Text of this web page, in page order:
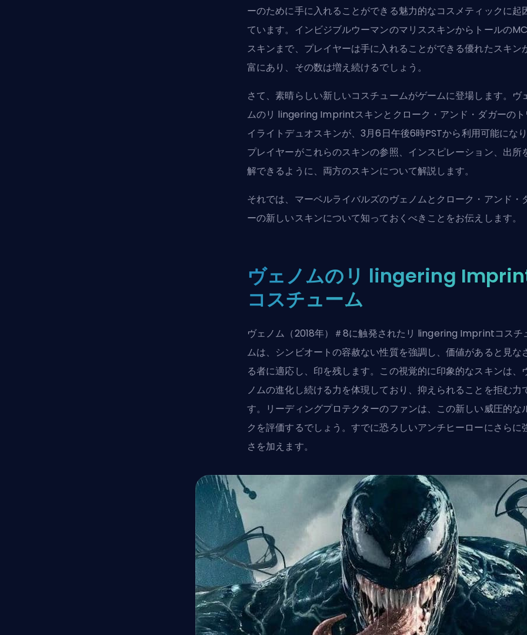
ーのために手に入れることができる魅力的なコスメティックに起
ています。インビジブルウーマンのマリススキンから トールの
スキンまで、プレイヤーは手に入れることができる優れたスキン
富にあり、その数は増え続けるでしょう。
さて、素晴らしい新しいコスチュームがゲームに登場します。ヴ
ムのリ lingering Imprintスキンとクローク・アンド・ダガーのト
イライトデュオスキンが、3月6日午後6時PSTから利用可能になり
プレイヤーがこれらのスキンの参照、インスピレーション、出所
解できるように、両方のスキンについて解説します。
それでは、マーベルライバルズのヴェノムとクローク・アンド・
ーの新しいスキンについて知っておくべきことをお伝えします。
ヴェノムのリ lingering
コスチューム
ヴェノム（2018年）＃8に触発されたリ lingering Imprintコスチ
ムは、シンビオートの容赦ない性質を強調し、価値があると見な
る者に適応し、印を残します。この視覚的に印象的なスキンは、
ノムの進化し続ける力を体現しており、抑えられることを拒む力
す。リーディングプロテクターのファンは、この新しい威圧的な
クを評価するでしょう。すでに恐ろしいアンチヒーローにさらに
さを加えます。